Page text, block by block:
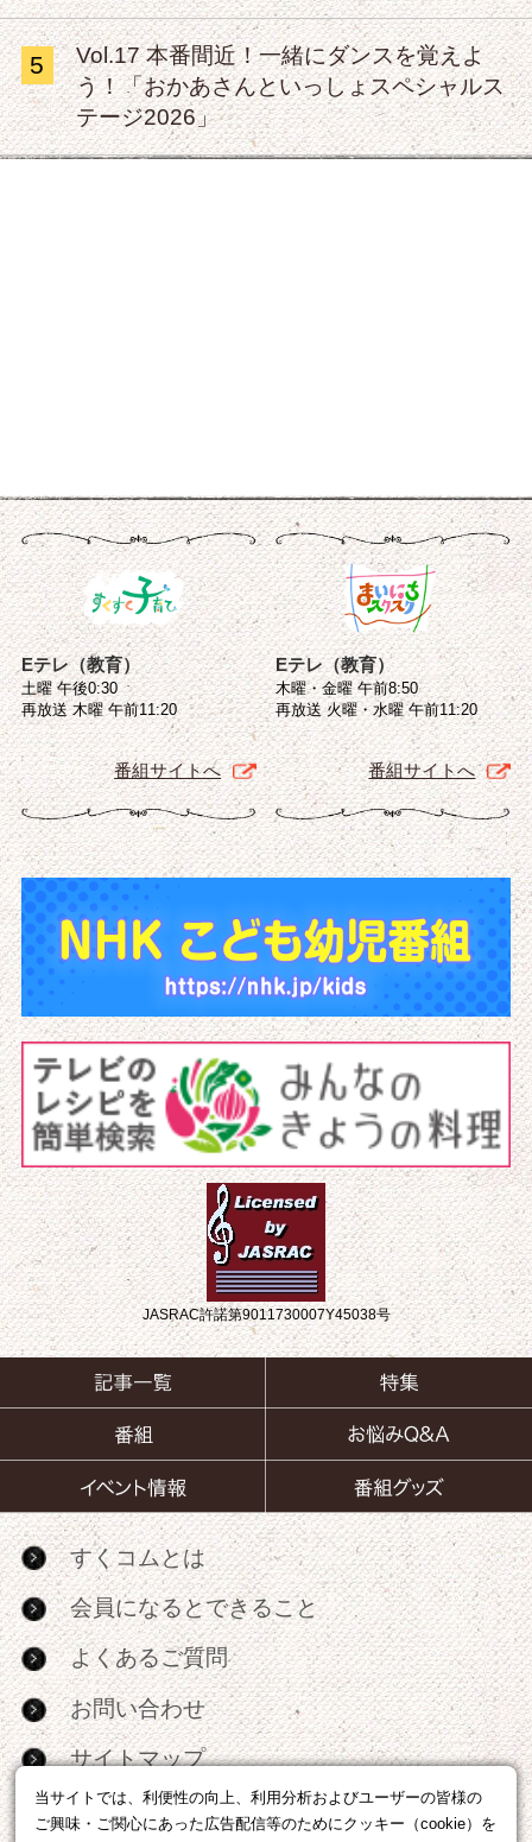
当サイトでは、利便性の向上、利用分析およびユーザーの皆様の
ご興味・ご関心にあった広告配信等のためにクッキー（cookie）を
5
Vol.17 本番間近！一緒にダンスを覚えよ
う！「おかあさんといっしょスペシャルス
テージ2026」
Eテレ（教育）
土曜 午後0:30
再放送 木曜 午前11:20
番組サイトへ
Eテレ（教育）
木曜・金曜 午前8:50
再放送 火曜・水曜 午前11:20
番組サイトへ
JASRAC許諾第9011730007Y45038号
すくコムとは
会員になるとできること
よくあるご質問
お問い合わせ
サイトマップ
RSS